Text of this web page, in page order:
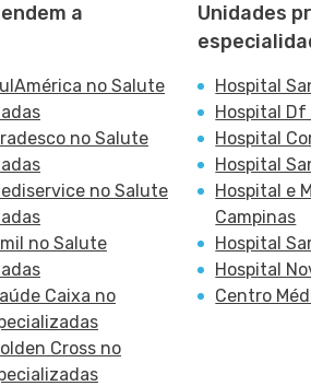
a
no Salute
no Salute
no Salute
no Salute
Caixa no
Cross no
Unidades
Hospital
Hospital Df
Hospital
Hospital
Hospital e
Campinas
Hospital
Hospital
Centro